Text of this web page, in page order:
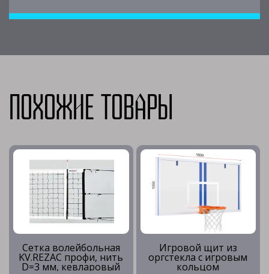
Похожие товары
Сетка волейбольная
KV.REZAC профи, нить
D=3 мм, кевларовый
Игровой щит из
оргстекла с игровым
кольцом